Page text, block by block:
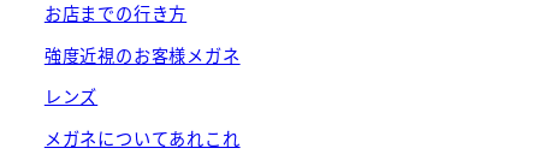
お店までの行き方
強度近視のお客様メガネ
レンズ
メガネについてあれこれ